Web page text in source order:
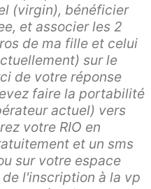
(virgin), bénéficier
et associer les 2
de ma fille et celui
sur le
de votre réponse
faire la portabilité
actuel) vers
votre RIO en
et un sms
sur votre espace
l'inscription à la vp